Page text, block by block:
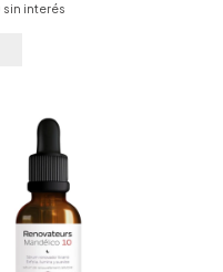
sin interés